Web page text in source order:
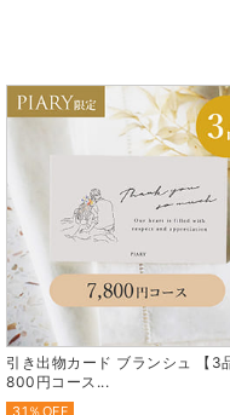
引き出物カード ブランシュ 【3
800円コース...
31％OFF